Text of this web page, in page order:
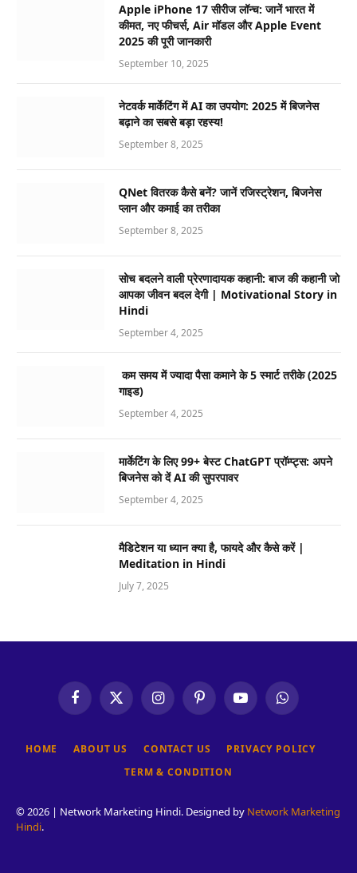
Apple iPhone 17 सीरीज लॉन्च: जानें भारत में
कीमत, नए फीचर्स, Air मॉडल और Apple Event
2025 की पूरी जानकारी
September 10, 2025
नेटवर्क मार्केटिंग में AI का उपयोग: 2025 में बिजनेस
बढ़ाने का सबसे बड़ा रहस्य!
September 8, 2025
QNet वितरक कैसे बनें? जानें रजिस्ट्रेशन, बिजनेस
प्लान और कमाई का तरीका
September 8, 2025
सोच बदलने वाली प्रेरणादायक कहानी: बाज की कहानी जो
आपका जीवन बदल देगी | Motivational Story in
Hindi
September 4, 2025
कम समय में ज्यादा पैसा कमाने के 5 स्मार्ट तरीके (2025
गाइड)
September 4, 2025
मार्केटिंग के लिए 99+ बेस्ट ChatGPT प्रॉम्प्ट्स: अपने
बिजनेस को दें AI की सुपरपावर
September 4, 2025
मैडिटेशन या ध्यान क्या है, फायदे और कैसे करें |
Meditation in Hindi
July 7, 2025
FacebookX
(Twitter)
InstagramPinterestYouTubeWhatsApp
HOME ABOUT US CONTACT US
PRIVACY POLICY
TERM & CONDITION
© 2026 | Network Marketing Hindi. Designed by Network Marketing
Hindi.